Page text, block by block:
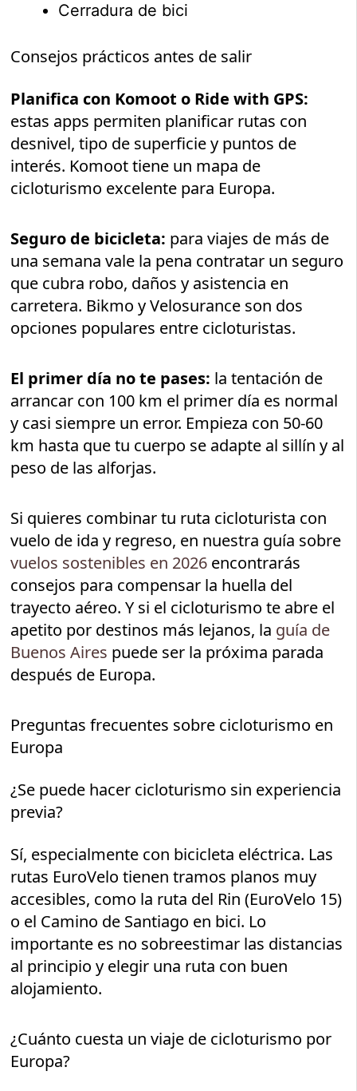
Cerradura de bici
Consejos prácticos antes de salir
Planifica con Komoot o Ride with GPS:
estas apps permiten planificar rutas con
desnivel, tipo de superficie y puntos de
interés. Komoot tiene un mapa de
cicloturismo excelente para Europa.
Seguro de bicicleta: para viajes de más de
una semana vale la pena contratar un seguro
que cubra robo, daños y asistencia en
carretera. Bikmo y Velosurance son dos
opciones populares entre cicloturistas.
El primer día no te pases: la tentación de
arrancar con 100 km el primer día es normal
y casi siempre un error. Empieza con 50-60
km hasta que tu cuerpo se adapte al sillín y al
peso de las alforjas.
Si quieres combinar tu ruta cicloturista con
vuelo de ida y regreso, en nuestra guía sobre
vuelos sostenibles en 2026 encontrarás
consejos para compensar la huella del
trayecto aéreo. Y si el cicloturismo te abre el
apetito por destinos más lejanos, la guía de
Buenos Aires puede ser la próxima parada
después de Europa.
Preguntas frecuentes sobre cicloturismo en
Europa
¿Se puede hacer cicloturismo sin experiencia
previa?
Sí, especialmente con bicicleta eléctrica. Las
rutas EuroVelo tienen tramos planos muy
accesibles, como la ruta del Rin (EuroVelo 15)
o el Camino de Santiago en bici. Lo
importante es no sobreestimar las distancias
al principio y elegir una ruta con buen
alojamiento.
¿Cuánto cuesta un viaje de cicloturismo por
Europa?